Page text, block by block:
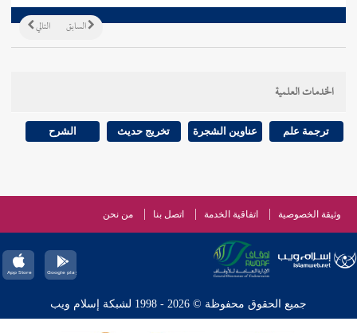
التالي السابق
الخدمات العلمية
ترجمة علم عناوين الشجرة تخريج حديث الشرح
وثيقة الخصوصية اتفاقية الخدمة اتصل بنا من نحن
جميع الحقوق محفوظة © 2026 - 1998 لشبكة إسلام ويب